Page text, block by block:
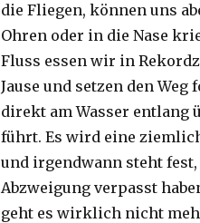
die Fliegen, können uns
Ohren oder in die Nase
Fluss essen wir in
Jause und setzen den Weg
direkt am Wasser entlang
führt. Es wird eine
und irgendwann steht
Abzweigung verpasst
geht es wirklich nicht